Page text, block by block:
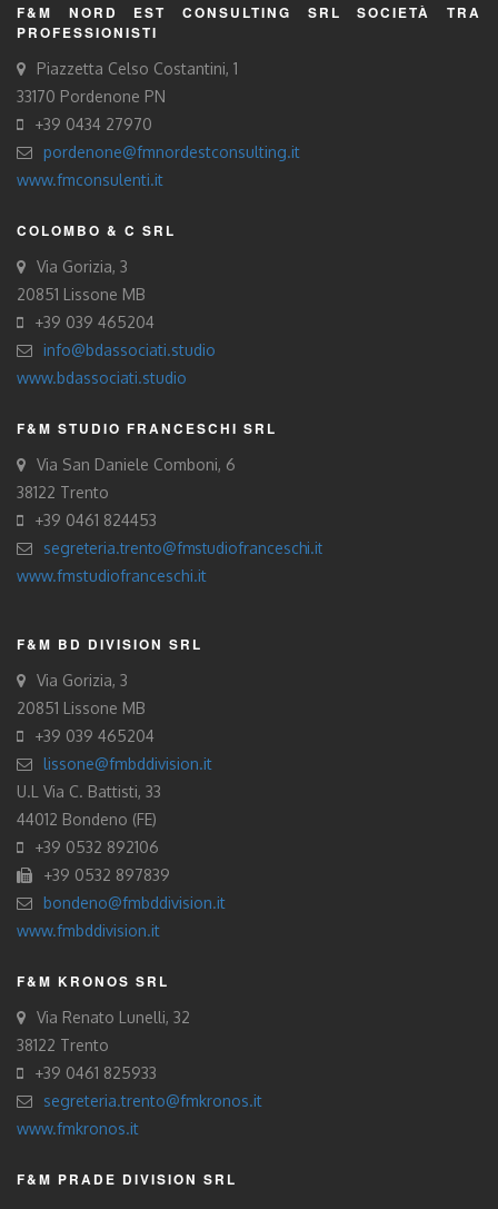
F&M NORD EST CONSULTING SRL SOCIETÀ TRA
PROFESSIONISTI
Piazzetta Celso Costantini, 1
33170 Pordenone PN
+39 0434 27970
pordenone@fmnordestconsulting.it
www.fmconsulenti.it
COLOMBO & C SRL
Via Gorizia, 3
20851 Lissone MB
+39 039 465204
info@bdassociati.studio
www.bdassociati.studio
F&M STUDIO FRANCESCHI SRL
Via San Daniele Comboni, 6
38122 Trento
+39 0461 824453
segreteria.trento@fmstudiofranceschi.it
www.fmstudiofranceschi.it
F&M BD DIVISION SRL
Via Gorizia, 3
20851 Lissone MB
+39 039 465204
lissone@fmbddivision.it
U.L Via C. Battisti, 33
44012 Bondeno (FE)
+39 0532 892106
+39 0532 897839
bondeno@fmbddivision.it
www.fmbddivision.it
F&M KRONOS SRL
Via Renato Lunelli, 32
38122 Trento
+39 0461 825933
segreteria.trento@fmkronos.it
www.fmkronos.it
F&M PRADE DIVISION SRL